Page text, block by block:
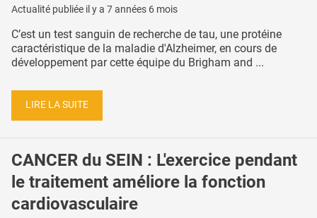
Actualité publiée il y a 7 années 6 mois
C’est un test sanguin de recherche de tau, une protéine
caractéristique de la maladie d'Alzheimer, en cours de
développement par cette équipe du Brigham and ...
LIRE LA SUITE
CANCER du SEIN : L'exercice pendant
le traitement améliore la fonction
cardiovasculaire